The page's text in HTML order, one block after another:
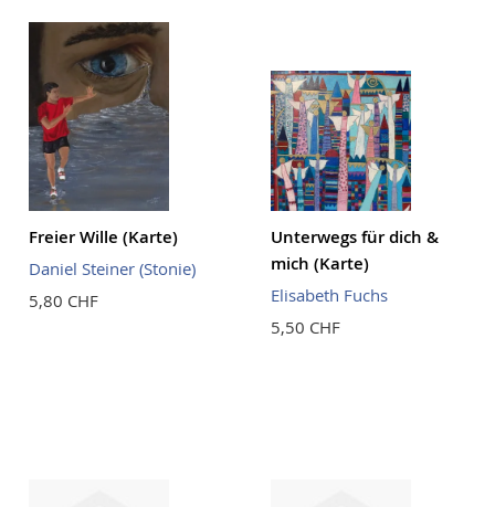
Freier Wille (Karte)
Daniel Steiner (Stonie)
5,80 CHF
Unterwegs für dich &
mich (Karte)
Elisabeth Fuchs
5,50 CHF